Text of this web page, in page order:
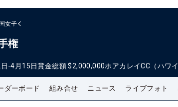
女子
権
-4月15日賞金総額 $2,000,000ホアカレイCC（ハワイ
ダーボード 組み合せ ニュース ライブフォト